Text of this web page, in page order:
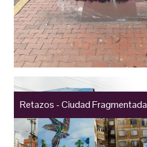
Retazos - Ciudad Fragmentada